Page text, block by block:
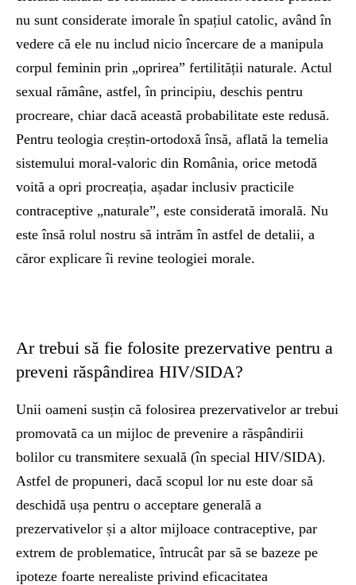
nu sunt considerate imorale în spațiul catolic, având în
vedere că ele nu includ nicio încercare de a manipula
corpul feminin prin „oprirea” fertilității naturale. Actul
sexual rămâne, astfel, în principiu, deschis pentru
procreare, chiar dacă această probabilitate este redusă.
Pentru teologia creștin-ortodoxă însă, aflată la temelia
sistemului moral-valoric din România, orice metodă
voită a opri procreația, așadar inclusiv practicile
contraceptive „naturale”, este considerată imorală. Nu
este însă rolul nostru să intrăm în astfel de detalii, a
căror explicare îi revine teologiei morale.
Ar trebui să fie folosite prezervative pentru a
preveni răspândirea HIV/SIDA?
Unii oameni susțin că folosirea prezervativelor ar trebui
promovată ca un mijloc de prevenire a răspândirii
bolilor cu transmitere sexuală (în special HIV/SIDA).
Astfel de propuneri, dacă scopul lor nu este doar să
deschidă ușa pentru o acceptare generală a
prezervativelor și a altor mijloace contraceptive, par
extrem de problematice, întrucât par să se bazeze pe
ipoteze foarte nerealiste privind eficacitatea